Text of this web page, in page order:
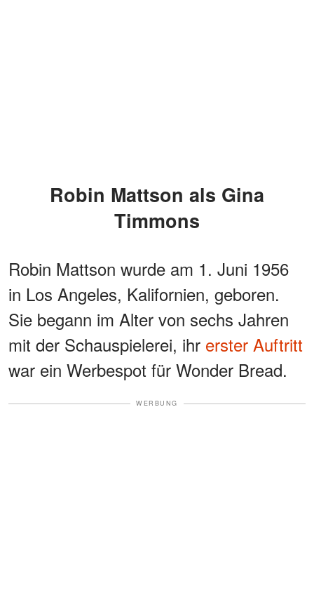
Robin Mattson als Gina
Timmons
Robin Mattson wurde am 1. Juni 1956
in Los Angeles, Kalifornien, geboren.
Sie begann im Alter von sechs Jahren
mit der Schauspielerei, ihr erster Auftritt
war ein Werbespot für Wonder Bread.
WERBUNG